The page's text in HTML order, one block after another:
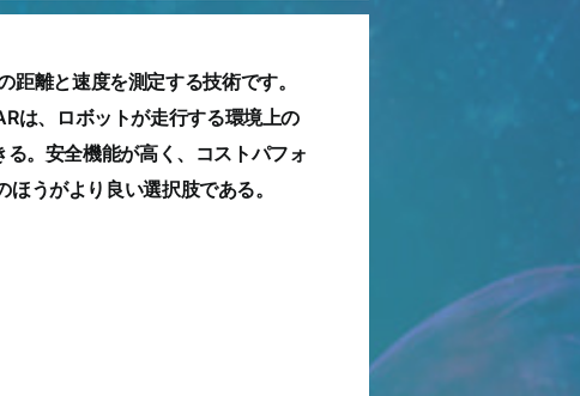
離と速度を測定する技術です。
は、ロボットが走行する環境上の
。安全機能が高く、コストパフォ
うがより良い選択肢である。